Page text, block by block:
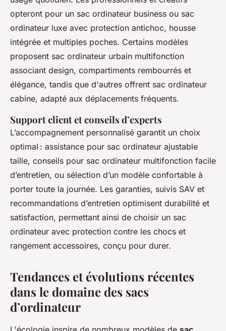
opteront pour un sac ordinateur business ou sac
ordinateur luxe avec protection antichoc, housse
intégrée et multiples poches. Certains modèles
proposent sac ordinateur urbain multifonction
associant design, compartiments rembourrés et
élégance, tandis que d'autres offrent sac ordinateur
cabine, adapté aux déplacements fréquents.
Support client et conseils d’experts
L’accompagnement personnalisé garantit un choix
optimal : assistance pour sac ordinateur ajustable
taille, conseils pour sac ordinateur multifonction facile
d’entretien, ou sélection d’un modèle confortable à
porter toute la journée. Les garanties, suivis SAV et
recommandations d’entretien optimisent durabilité et
satisfaction, permettant ainsi de choisir un sac
ordinateur avec protection contre les chocs et
rangement accessoires, conçu pour durer.
Tendances et évolutions récentes
dans le domaine des sacs
d’ordinateur